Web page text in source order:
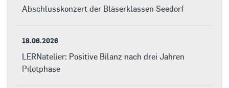
Abschlusskonzert der Bläserklassen Seedorf
18.06.2026
LERNatelier: Positive Bilanz nach drei Jahren
Pilotphase